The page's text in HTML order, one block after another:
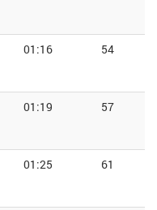
01:16 54
01:19 57
01:25 61